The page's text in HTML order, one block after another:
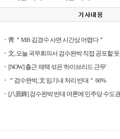
靑 ＂MB·김경수 사면 시간상 어렵다＂
文, 오늘 국무회의서 검수완박 직접 공포할 듯
[NOW] 출근·재택 섞은 '하이브리드 근무'
＂검수완박, 文 임기내 처리 반대＂ 60%
[八面鋒] 검수완박 반대 여론에 민주당 수도